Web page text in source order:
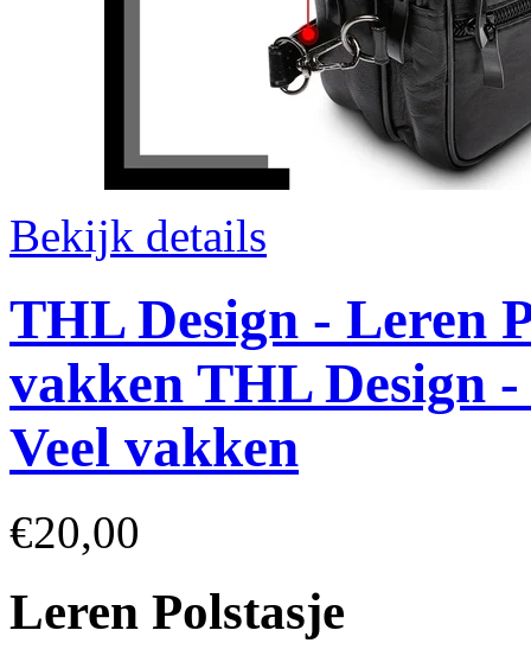
Bekijk details
THL Design - Leren
vakken THL Design
Veel vakken
€20,00
Leren Polstasje